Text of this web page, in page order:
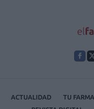
ACTUALIDAD TU